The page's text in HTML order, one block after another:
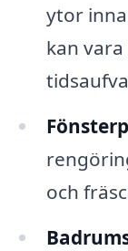
ytor
kan
och